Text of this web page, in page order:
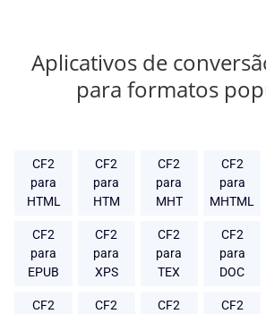
Aplicativos de
para formatos
CF2
para
HTML
CF2
para
HTM
CF2
para
MHT
CF2
para
MHTML
CF2
para
EPUB
CF2
para
XPS
CF2
para
TEX
CF2
para
DOC
CF2
CF2
CF2
CF2